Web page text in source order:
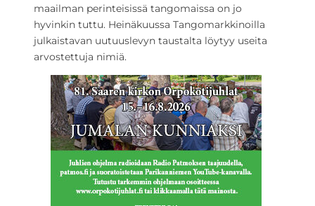
maailman perinteisissä tangomaissa on jo
hyvinkin tuttu. Heinäkuussa Tangomarkkinoilla
julkaistavan uutuuslevyn taustalta löytyy useita
arvostettuja nimiä.